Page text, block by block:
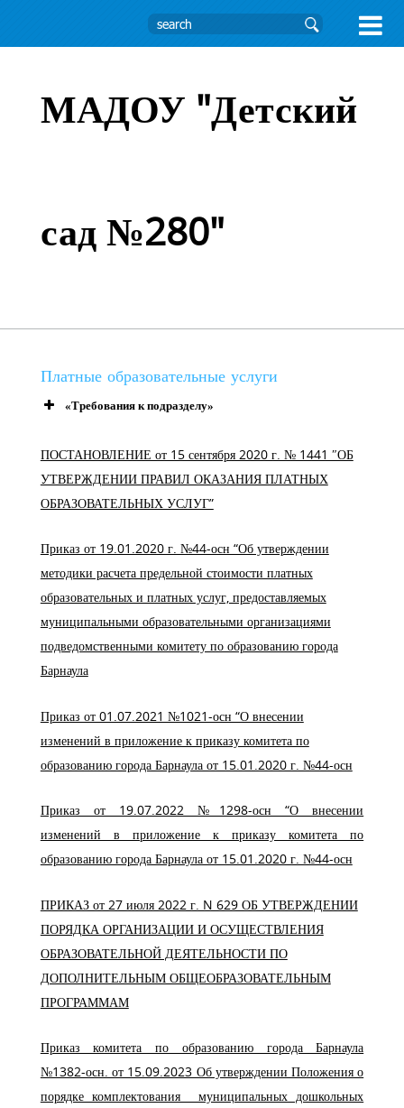

МАДОУ "Детский
сад №280"
Платные образовательные услуги
«Требования к подразделу»
ПОСТАНОВЛЕНИЕ от 15 сентября 2020 г. № 1441 ″ОБ
УТВЕРЖДЕНИИ ПРАВИЛ ОКАЗАНИЯ ПЛАТНЫХ
ОБРАЗОВАТЕЛЬНЫХ УСЛУГ”
Приказ от 19.01.2020 г. №44-осн “Об утверждении
методики расчета предельной стоимости платных
образовательных и платных услуг, предоставляемых
муниципальными образовательными организациями
подведомственными комитету по образованию города
Барнаула
Приказ от 01.07.2021 №1021-осн “О внесении
изменений в приложение к приказу комитета по
образованию города Барнаула от 15.01.2020 г. №44-осн
Приказ от 19.07.2022 №1298-осн “О внесении
изменений в приложение к приказу комитета по
образованию города Барнаула от 15.01.2020 г. №44-осн
ПРИКАЗ от 27 июля 2022 г. N 629 ОБ УТВЕРЖДЕНИИ
ПОРЯДКА ОРГАНИЗАЦИИ И ОСУЩЕСТВЛЕНИЯ
ОБРАЗОВАТЕЛЬНОЙ ДЕЯТЕЛЬНОСТИ ПО
ДОПОЛНИТЕЛЬНЫМ ОБЩЕОБРАЗОВАТЕЛЬНЫМ
ПРОГРАММАМ
Приказ комитета по образованию города Барнаула
№1382-осн. от 15.09.2023 Об утверждении Положения о
порядке комплектования муниципальных дошкольных